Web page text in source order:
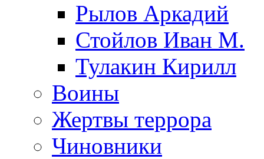
Рылов Аркадий
Стойлов Иван М.
Тулакин Кирилл
Воины
Жертвы террора
Чиновники